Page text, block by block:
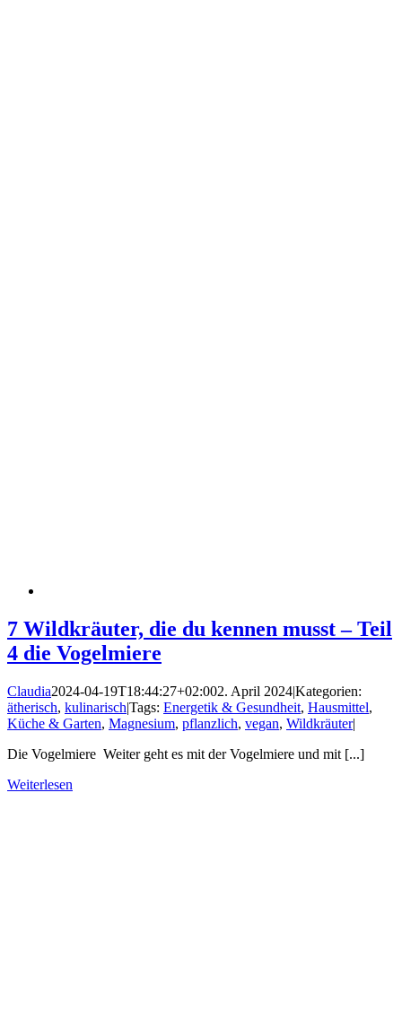
7 Wildkräuter, die du kennen musst – Teil
4 die Vogelmiere
Claudia2024-04-19T18:44:27+02:002. April 2024|Kategorien:
ätherisch, kulinarisch|Tags: Energetik & Gesundheit, Hausmittel,
Küche & Garten, Magnesium, pflanzlich, vegan, Wildkräuter|
Die Vogelmiere Weiter geht es mit der Vogelmiere und mit [...]
Weiterlesen